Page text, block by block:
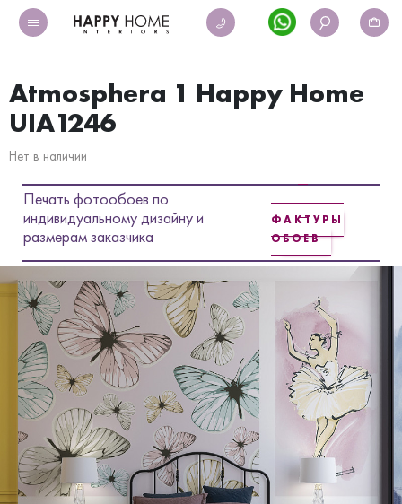
Atmosphera 1 Happy Home
UIA1246
Нет в наличии
Печать фотообоев по
индивидуальному дизайну и
размерам заказчика
ФАКТУРЫ
ОБОЕВ